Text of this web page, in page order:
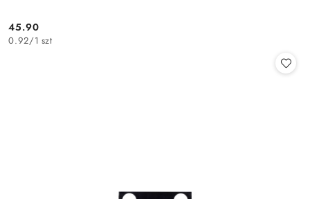
Cena:
45.90
0.92/1 szt